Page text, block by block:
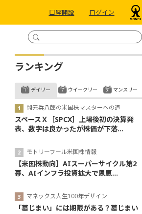
口座開設 ログイン
ランキング
デイリー
岡元兵八郎の米国株マスターへの道
スペースＸ［SPCX］上場後初の決算発
表、数字は良かったが株価が下落...
モトリーフール米国株情報
【米国株動向】AIスーパーサイクル第2
幕、AIインフラ投資拡大で恩恵...
マネックス人生100年デザイン
「墓じまい」には期限がある？墓じまい
ウイークリー マンスリー